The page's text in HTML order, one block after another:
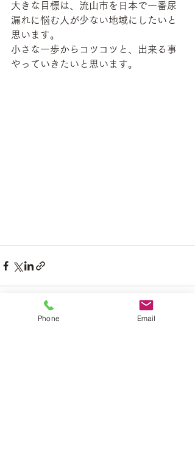
大きな目標は、流山市を日本で一番尿
漏れに悩む人が少ない地域にしたいと
思います。
小さな一歩からコツコツと、出来る事
やっていきたいと思います。
Phone Email